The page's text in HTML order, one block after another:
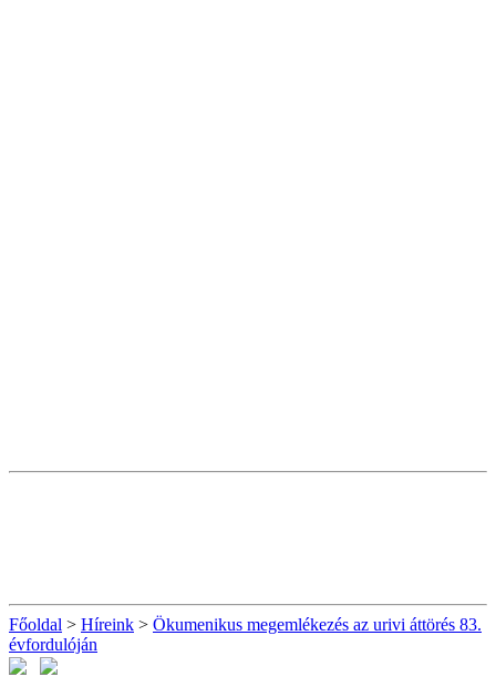
Főoldal > Híreink > Ökumenikus megemlékezés az urivi áttörés 83.
évfordulóján